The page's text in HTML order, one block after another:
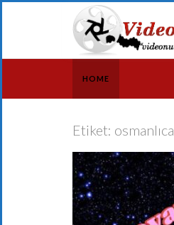
HOME
Etiket: osmanlıca